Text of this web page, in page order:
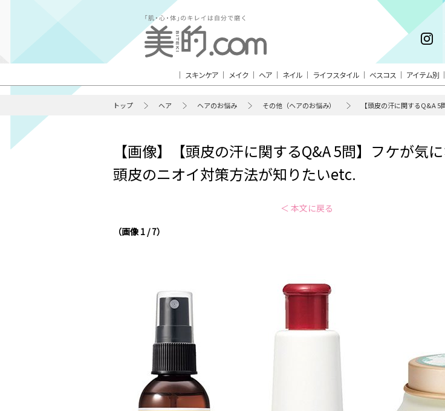
スキンケア メイク ヘア ネイル ライフスタイル ベスコス アイテム別
トップ ヘア ヘアのお悩み その他（ヘアのお悩み） 【頭皮の汗に関するQ&A
【画像】【頭皮の汗に関するQ&A 5問】フケが気に
頭皮のニオイ対策方法が知りたいetc.
＜ 本文に戻る
（画像 1 / 7）